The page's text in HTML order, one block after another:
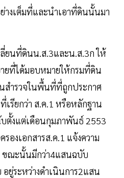
งเต็มที่และนำเอาที่ดินนั้นมา
ลี่ยนที่ดินน.ส.3และน.ส.3ก ให้
ที่ได้มอบหมายให้กรมที่ดิน
สำรวจในพื้นที่ที่ถูกประกาศ
เรียกว่า ส.ค.1 หรือหลักฐาน
ตั้งแต่เดือนกุมภาพันธ์ 2553
องเอกสารส.ค.1 แจ้งความ
ขณะนั้นมีกว่า4แสนฉบับ
ยู่ระหว่างดำเนินการ2แสน